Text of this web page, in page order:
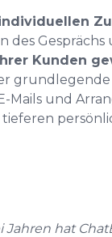
des Gesprächs
Kunden
Mails und
hat